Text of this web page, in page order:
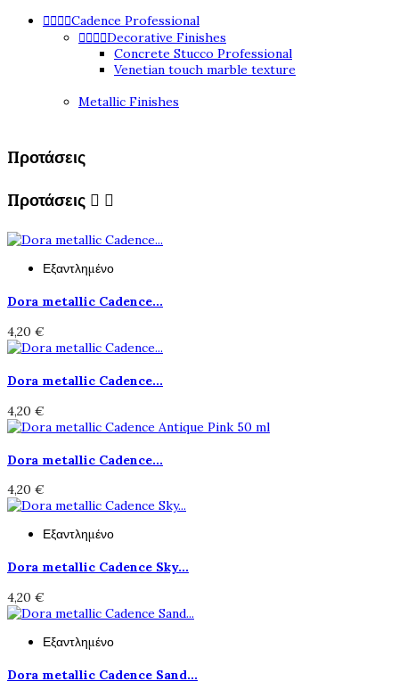
Cadence Professional
Decorative Finishes
Concrete Stucco Professional
Venetian touch marble texture
Metallic Finishes
Προτάσεις
Προτάσεις  
Εξαντλημένο
Dora metallic Cadence...
4,20 €
Dora metallic Cadence...
4,20 €
Dora metallic Cadence...
4,20 €
Εξαντλημένο
Dora metallic Cadence Sky...
4,20 €
Εξαντλημένο
Dora metallic Cadence Sand...